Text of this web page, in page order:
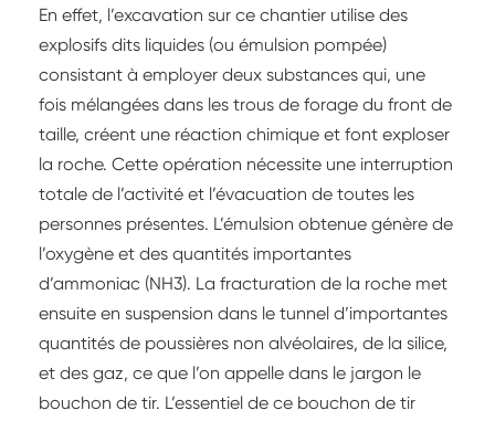
En effet, l’excavation sur ce chantier utilise des
explosifs dits liquides (ou émulsion pompée)
consistant à employer deux substances qui, une
fois mélangées dans les trous de forage du front de
taille, créent une réaction chimique et font exploser
la roche. Cette opération nécessite une interruption
totale de l’activité et l’évacuation de toutes les
personnes présentes. L’émulsion obtenue génère de
l’oxygène et des quantités importantes
d’ammoniac (NH3). La fracturation de la roche met
ensuite en suspension dans le tunnel d’importantes
quantités de poussières non alvéolaires, de la silice,
et des gaz, ce que l’on appelle dans le jargon le
bouchon de tir. L’essentiel de ce bouchon de tir